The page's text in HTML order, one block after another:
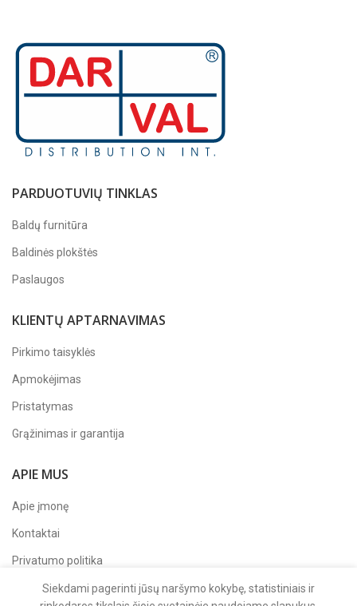
PARDUOTUVIŲ TINKLAS
Baldų furnitūra
Baldinės plokštės
Paslaugos
KLIENTŲ APTARNAVIMAS
Pirkimo taisyklės
Apmokėjimas
Pristatymas
Grąžinimas ir garantija
APIE MUS
Apie įmonę
Kontaktai
Privatumo politika
Sekite musFacebook'e
Siekdami pagerinti jūsų naršymo kokybę, statistiniais ir